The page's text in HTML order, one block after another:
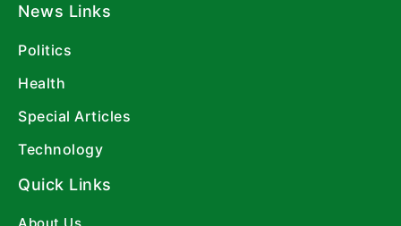
News Links
Politics
Health
Special Articles
Technology
Quick Links
About Us